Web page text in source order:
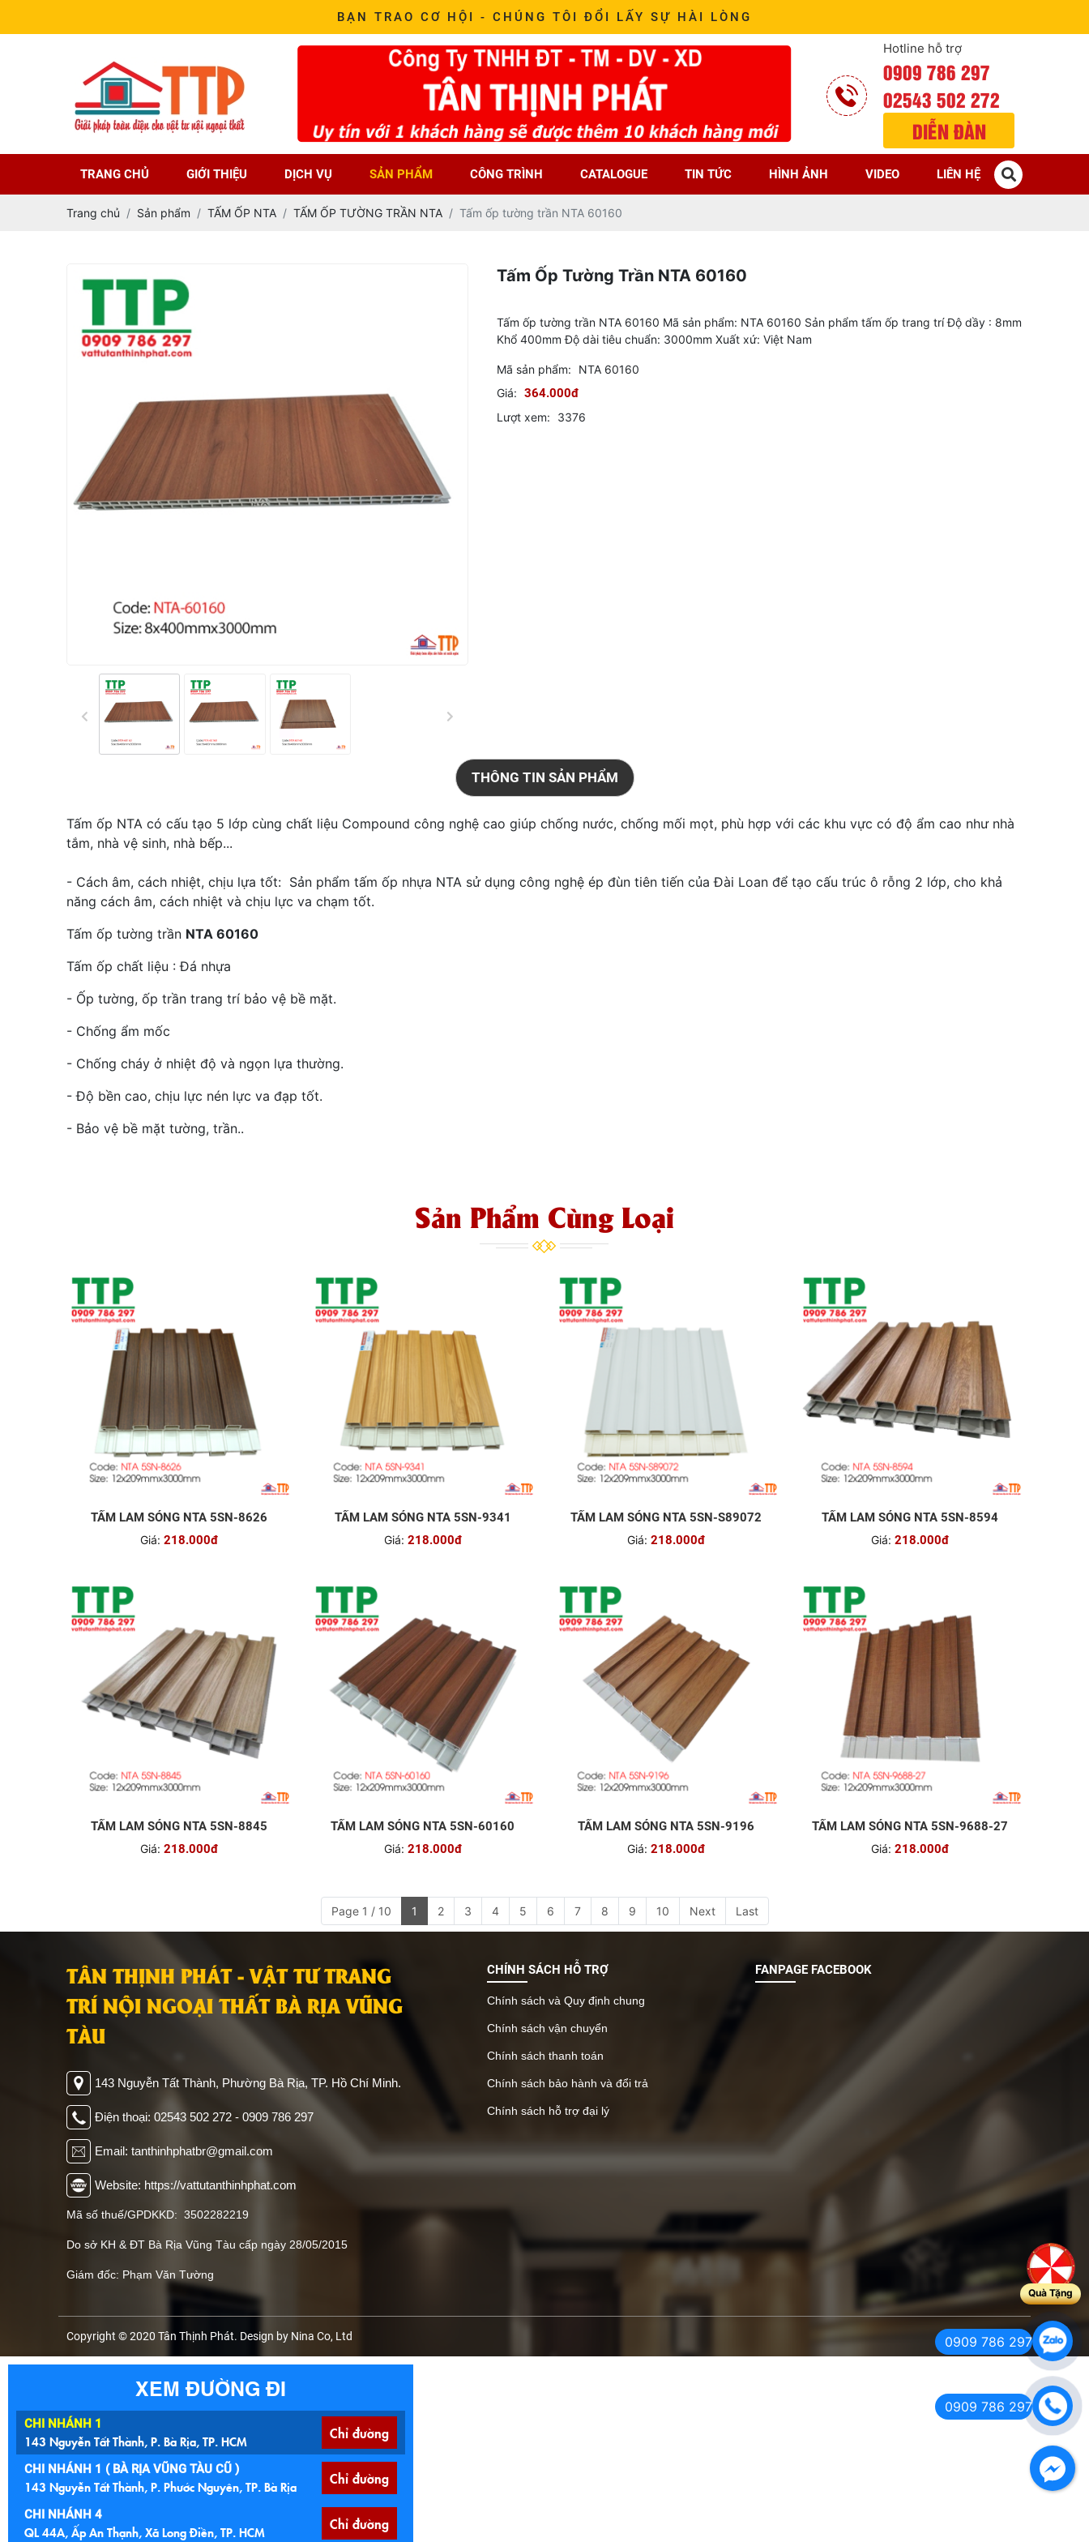
BẠN TRAO CƠ HỘI - CHÚNG TÔI ĐỔI LẤY SỰ HÀI LÒNG
Hotline hỗ trợ
0909 786 297
02543 502 272
DIỄN ĐÀN
TRANG CHỦ GIỚI THIỆU DỊCH VỤ SẢN PHẨM CÔNG TRÌNH CATALOGUE TIN TỨC HÌNH ẢNH VIDEO LIÊN HỆ
Trang chủ Sản phẩm TẤM ỐP NTA TẤM ỐP TƯỜNG TRẦN NTA Tấm ốp tường trần NTA 60160
Tấm Ốp Tường Trần NTA 60160
Tấm ốp tường trần NTA 60160 Mã sản phẩm: NTA 60160 Sản phẩm tấm ốp trang trí Độ dầy : 8mm
Khổ 400mm Độ dài tiêu chuẩn: 3000mm Xuất xứ: Việt Nam
Mã sản phẩm:
NTA 60160
Giá: 364.000đ
Lượt xem: 3376
THÔNG TIN SẢN PHẨM
Tấm ốp NTA có cấu tạo 5 lớp cùng chất liệu Compound công nghệ cao giúp chống nước, chống mối mọt, phù hợp với các khu vực có độ ẩm cao như nhà
tắm, nhà vệ sinh, nhà bếp...
- Cách âm, cách nhiệt, chịu lựa tốt: Sản phẩm tấm ốp nhựa NTA sử dụng công nghệ ép đùn tiên tiến của Đài Loan để tạo cấu trúc ô rỗng 2 lớp, cho khả
năng cách âm, cách nhiệt và chịu lực va chạm tốt.
Tấm ốp tường trần NTA 60160
Tấm ốp chất liệu : Đá nhựa
- Ốp tường, ốp trần trang trí bảo vệ bề mặt.
- Chống ẩm mốc
- Chống cháy ở nhiệt độ và ngọn lựa thường.
- Độ bền cao, chịu lực nén lực va đạp tốt.
- Bảo vệ bề mặt tường, trần..
Sản Phẩm Cùng Loại
TẤM LAM SÓNG NTA 5SN-8626
Giá: 218.000đ
TẤM LAM SÓNG NTA 5SN-9341
Giá: 218.000đ
TẤM LAM SÓNG NTA 5SN-S89072
Giá: 218.000đ
TẤM LAM SÓNG NTA 5SN-8594
Giá: 218.000đ
TẤM LAM SÓNG NTA 5SN-8845
Giá: 218.000đ
TẤM LAM SÓNG NTA 5SN-60160
Giá: 218.000đ
TẤM LAM SÓNG NTA 5SN-9196
Giá: 218.000đ
TẤM LAM SÓNG NTA 5SN-9688-27
Giá: 218.000đ
Page 1 / 10 1 2 3 4 5 6 7 8 9 10 Next Last
TÂN THỊNH PHÁT - VẬT TƯ TRANG
TRÍ NỘI NGOẠI THẤT BÀ RỊA VŨNG
TÀU
143 Nguyễn Tất Thành, Phường Bà Rịa, TP. Hồ Chí Minh.
Điện thoại: 02543 502 272 - 0909 786 297
Email: tanthinhphatbr@gmail.com
Website: https://vattutanthinhphat.com
Mã số thuế/GPDKKD: 3502282219
Do sở KH & ĐT Bà Rịa Vũng Tàu cấp ngày 28/05/2015
Giám đốc: Phạm Văn Tường
CHÍNH SÁCH HỖ TRỢ
Chính sách và Quy định chung
Chính sách vận chuyển
Chính sách thanh toán
Chính sách bảo hành và đổi trả
Chính sách hỗ trợ đại lý
FANPAGE FACEBOOK
Copyright © 2020 Tân Thịnh Phát. Design by Nina Co, Ltd
XEM ĐƯỜNG ĐI
CHI NHÁNH 1
143 Nguyễn Tất Thành, P. Bà Rịa, TP. HCM Chỉ đường
CHI NHÁNH 1 ( BÀ RỊA VŨNG TÀU CŨ )
143 Nguyễn Tất Thành, P. Phước Nguyên, TP. Bà Rịa Chỉ đường
CHI NHÁNH 4
QL 44A, Ấp An Thạnh, Xã Long Điền, TP. HCM Chỉ đường
Quà Tặng
0909 786 297
0909 786 297